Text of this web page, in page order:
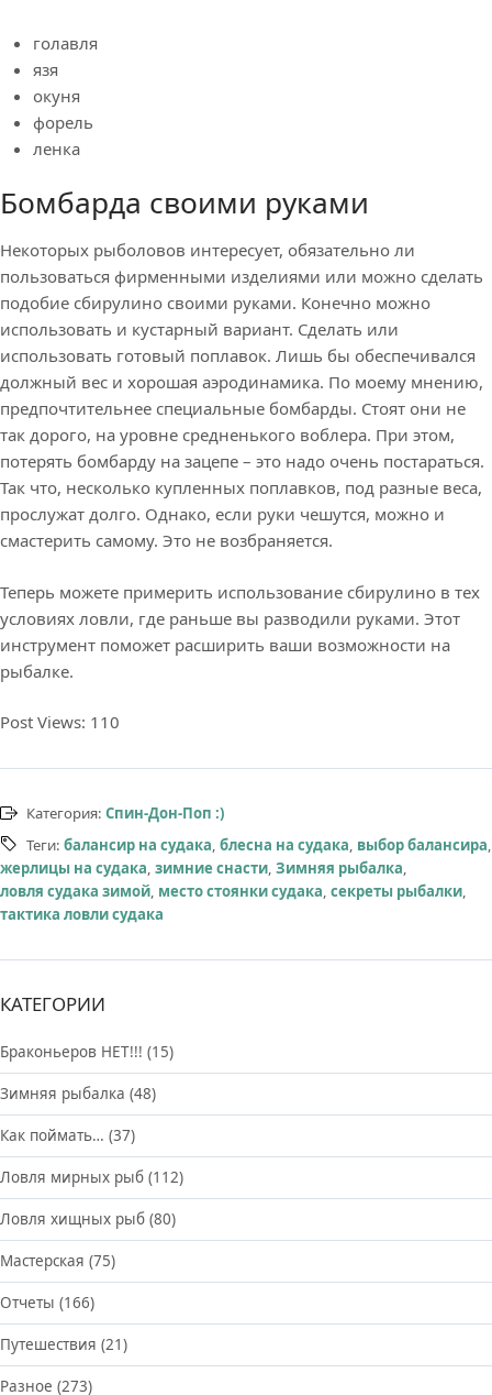
голавля
язя
окуня
форель
ленка
Бомбарда своими руками
Некоторых рыболовов интересует, обязательно ли
пользоваться фирменными изделиями или можно сделать
подобие сбирулино своими руками. Конечно можно
использовать и кустарный вариант. Сделать или
использовать готовый поплавок. Лишь бы обеспечивался
должный вес и хорошая аэродинамика. По моему мнению,
предпочтительнее специальные бомбарды. Стоят они не
так дорого, на уровне средненького воблера. При этом,
потерять бомбарду на зацепе – это надо очень постараться.
Так что, несколько купленных поплавков, под разные веса,
прослужат долго. Однако, если руки чешутся, можно и
смастерить самому. Это не возбраняется.
Теперь можете примерить использование сбирулино в тех
условиях ловли, где раньше вы разводили руками. Этот
инструмент поможет расширить ваши возможности на
рыбалке.
Post Views: 110
Категория: Спин-Дон-Поп :)
Теги: балансир на судака, блесна на судака, выбор балансира,
жерлицы на судака, зимние снасти, Зимняя рыбалка,
ловля судака зимой, место стоянки судака, секреты рыбалки,
тактика ловли судака
КАТЕГОРИИ
Браконьеров НЕТ!!! (15)
Зимняя рыбалка (48)
Как поймать… (37)
Ловля мирных рыб (112)
Ловля хищных рыб (80)
Мастерская (75)
Отчеты (166)
Путешествия (21)
Разное (273)